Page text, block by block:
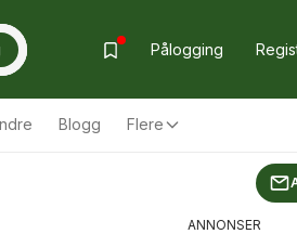
Pålogging
Blogg Flere
ANNONSER